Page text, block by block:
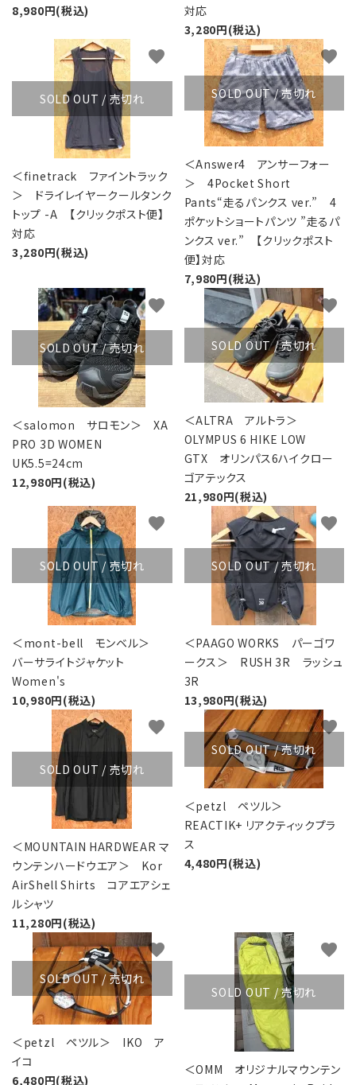
8,980円(税込)
対応
3,280円(税込)
SOLD OUT / 売切れ
＜finetrack ファイントラック
＞ ドライレイヤークールタンク
トップ -A 【クリックポスト便】
対応
3,280円(税込)
favorite
SOLD OUT / 売切れ
＜Answer4 アンサーフォー
＞ 4Pocket Short
Pants“走るパンクス ver.” 4
ポケットショートパンツ ”走るパ
ンクス ver.” 【クリックポスト
便】対応
7,980円(税込)
favorite
SOLD OUT / 売切れ
＜salomon サロモン＞ XA
PRO 3D WOMEN
UK5.5=24cm
12,980円(税込)
favorite
SOLD OUT / 売切れ
＜ALTRA アルトラ＞
OLYMPUS 6 HIKE LOW
GTX オリンパス6ハイクロー
ゴアテックス
21,980円(税込)
favorite
SOLD OUT / 売切れ
＜mont-bell モンベル＞
バーサライトジャケット
Women's
10,980円(税込)
favorite
SOLD OUT / 売切れ
＜PAAGO WORKS パーゴワ
ークス＞ RUSH 3R ラッシュ
3R
13,980円(税込)
favorite
SOLD OUT / 売切れ
＜MOUNTAIN HARDWEAR マ
ウンテンハードウエア＞ Kor
AirShell Shirts コアエアシェ
ルシャツ
11,280円(税込)
favorite
SOLD OUT / 売切れ
＜petzl ペツル＞
REACTIK+ リアクティックプラ
ス
4,480円(税込)
favorite
SOLD OUT / 売切れ
＜petzl ペツル＞ IKO ア
イコ
6,480円(税込)
favorite
SOLD OUT / 売切れ
＜OMM オリジナルマウンテン
favorite